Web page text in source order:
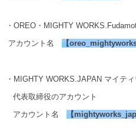
・OREO・MIGHTY
アカウント名 【
・MIGHTY WORKS.JAPAN マイテ
代表取締役のアカウント
アカウント名 【